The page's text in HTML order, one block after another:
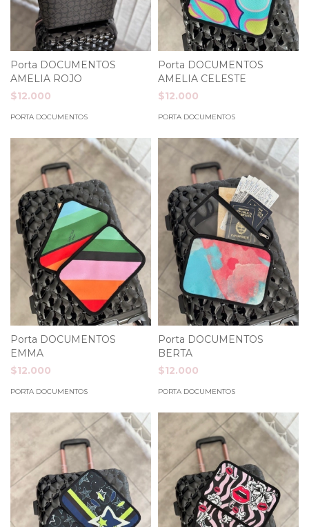
Porta DOCUMENTOS
AMELIA ROJO
$12.000
PORTA DOCUMENTOS
Porta DOCUMENTOS
AMELIA CELESTE
$12.000
PORTA DOCUMENTOS
Porta DOCUMENTOS
EMMA
$12.000
PORTA DOCUMENTOS
Porta DOCUMENTOS
BERTA
$12.000
PORTA DOCUMENTOS